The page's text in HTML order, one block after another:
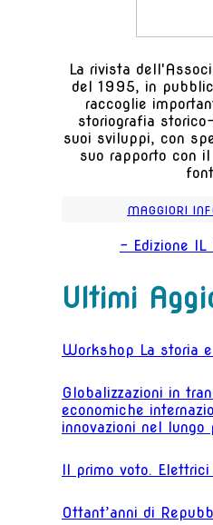
La rivista
del 1995, in
raccoglie
storiografia
suoi sviluppi, con
suo rapporto con
MAGGIORI
- Edizione
Ultimi
Workshop La storia
Globalizzazioni in
economiche
innovazioni nel lungo
Il primo voto.
Ottant’anni di